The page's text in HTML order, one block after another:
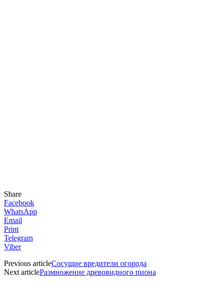
Share
Facebook
WhatsApp
Email
Print
Telegram
Viber
Previous articleСосущие вредители огорода
Next articleРазмножение древовидного пиона